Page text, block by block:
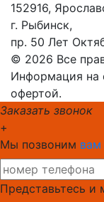
152916,
г. Рыбинск,
пр. 50 Лет
© 2026 Все
Информация на
офертой.
Заказать звонок
+
Мы позвоним вам
Представьтесь и